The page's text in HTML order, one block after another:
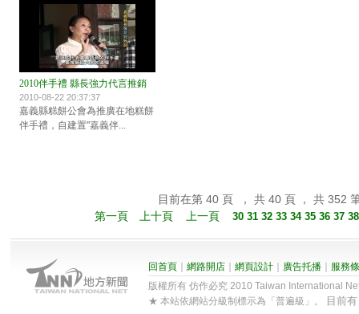
2010伴手禮 縣長強力代言推銷
2010-08-22 20:37:37
嘉義縣糕餅公會為推廣在地糕餅
伴手禮，自建置"嘉義伴...
目前在第 40 頁 ， 共 40 頁 ， 共 352
第一頁
上十頁 上一頁 30 31 32 33 34 35 36 37
回首頁 網路開店 網頁設計 廣告托播
服務
版權所有 仿作必究 2010 Taiwan International
★ 本站依網站分級制標示為「普遍級」。
目前